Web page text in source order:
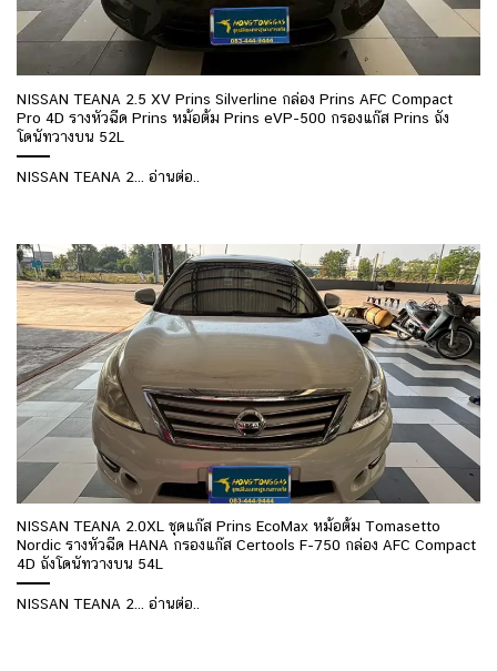
NISSAN TEANA 2.5 XV Prins Silverline กล่อง Prins AFC Compact
Pro 4D รางหัวฉีด Prins หม้อต้ม Prins eVP-500 กรองแก๊ส Prins ถัง
โดนัทวางบน 52L
NISSAN TEANA 2... อ่านต่อ..
NISSAN TEANA 2.0XL ชุดแก๊ส Prins EcoMax หม้อต้ม Tomasetto
Nordic รางหัวฉีด HANA กรองแก๊ส Certools F-750 กล่อง AFC Compact
4D ถังโดนัทวางบน 54L
NISSAN TEANA 2... อ่านต่อ..